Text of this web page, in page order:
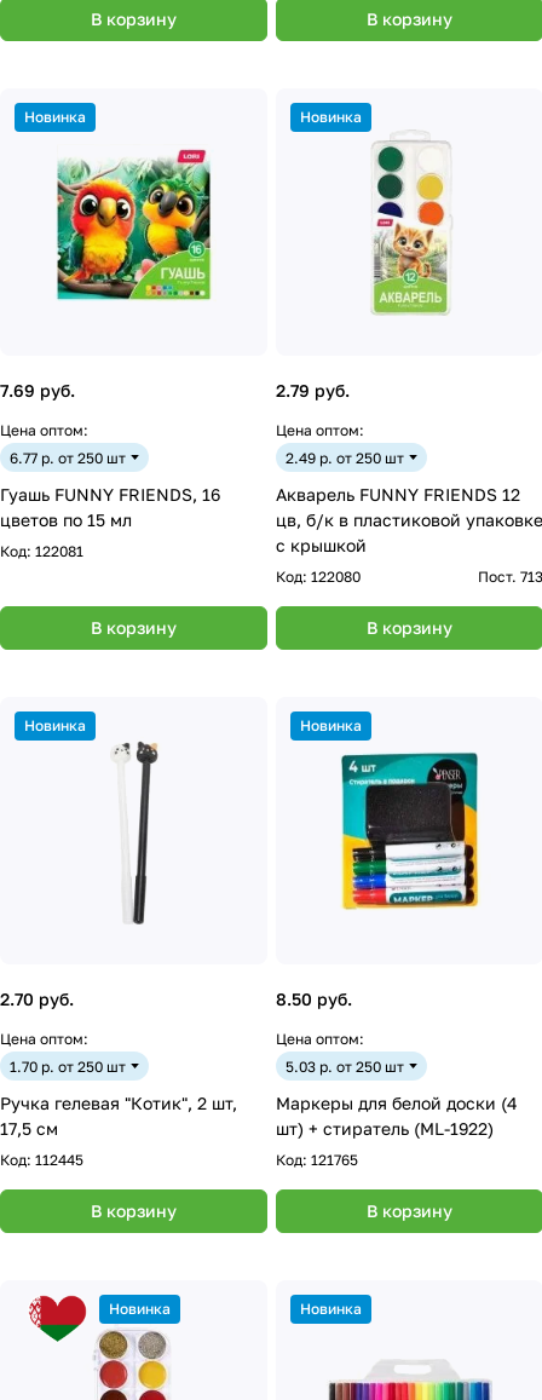
В корзину В корзину
Новинка
7.69 руб.
Цена оптом:
6.77 р. от 250 шт
Гуашь FUNNY FRIENDS, 16
цветов по 15 мл
Код: 122081
В корзину
Новинка
2.79 руб.
Цена оптом:
2.49 р. от 250 шт
Акварель FUNNY FRIENDS 12
цв, б/к в пластиковой упаковке
с крышкой
Код: 122080 Пост. 713
В корзину
Новинка
2.70 руб.
Цена оптом:
1.70 р. от 250 шт
Ручка гелевая "Котик", 2 шт,
17,5 см
Код: 112445
В корзину
Новинка
8.50 руб.
Цена оптом:
5.03 р. от 250 шт
Маркеры для белой доски (4
шт) + стиратель (ML-1922)
Код: 121765
В корзину
Новинка Новинка